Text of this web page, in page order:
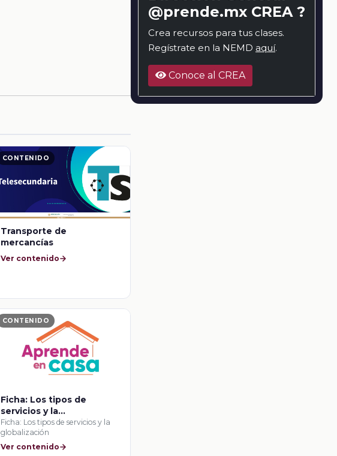
CONTENIDO
Transporte de
mercancías
Ver contenido
CONTENIDO
Ficha: Los tipos de
servicios y la
globalización
Ficha: Los tipos de servicios y la
globalización
Ver contenido
@prende.mx CREA ?
Crea recursos para tus clases.
Regístrate en la NEMD aquí.
Conoce al CREA